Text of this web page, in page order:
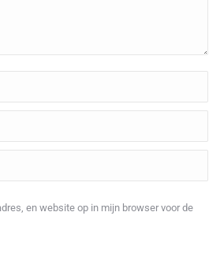
en website op in mijn browser voor de